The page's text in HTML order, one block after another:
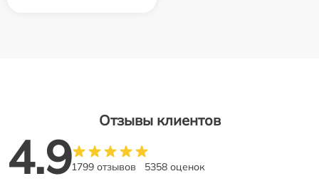
Отзывы клиентов
4.91799 отзывов 5358 оценок